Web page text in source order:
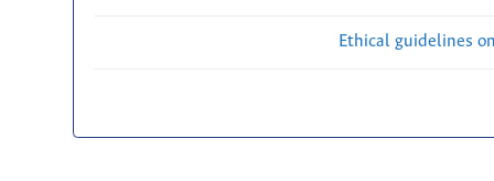
Ethical guidelines